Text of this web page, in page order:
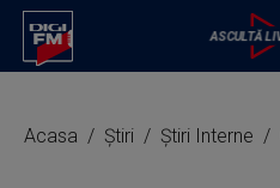
Acasa Știri Știri Interne